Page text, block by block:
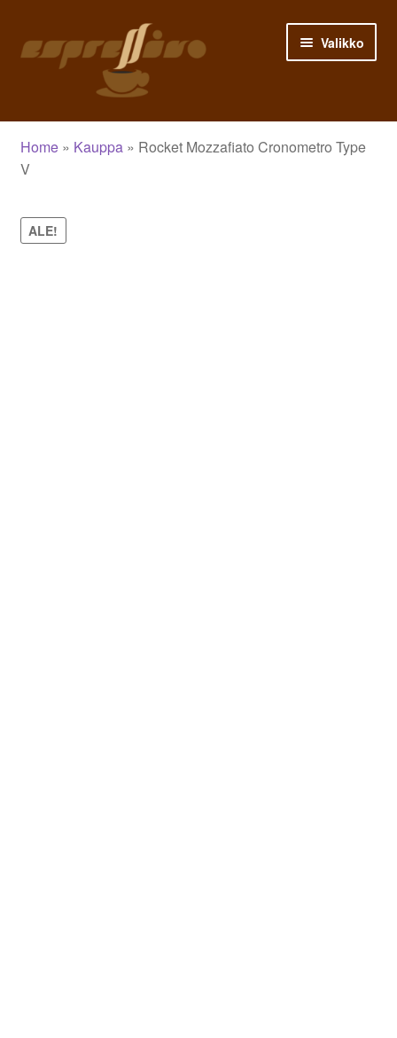
navigointiin
sisältöön
Valikko
Etusivu
Asiakastili
Ostoskori
Home» Kauppa» Rocket Mozzafiato Cronometro Type
V
ALE!